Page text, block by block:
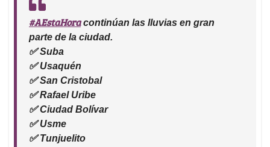
#AEstaHoracontinúan las lluvias en gran
parte de la ciudad.
✅ Suba
✅ Usaquén
✅ San Cristobal
✅ Rafael Uribe
✅ Ciudad Bolívar
✅ Usme
✅ Tunjuelito